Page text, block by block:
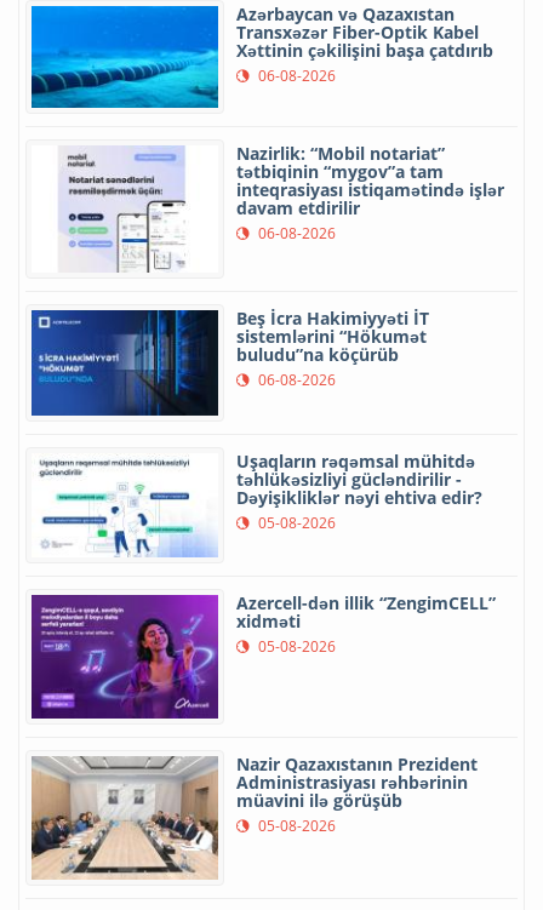
Azərbaycan və Qazaxıstan
Transxəzər Fiber-Optik Kabel
Xəttinin çəkilişini başa çatdırıb
06-08-2026
Nazirlik: “Mobil notariat”
tətbiqinin “mygov”a tam
inteqrasiyası istiqamətində işlər
davam etdirilir
06-08-2026
Beş İcra Hakimiyyəti İT
sistemlərini “Hökumət
buludu”na köçürüb
06-08-2026
Uşaqların rəqəmsal mühitdə
təhlükəsizliyi gücləndirilir -
Dəyişikliklər nəyi ehtiva edir?
05-08-2026
Azercell-dən illik “ZengimCELL”
xidməti
05-08-2026
Nazir Qazaxıstanın Prezident
Administrasiyası rəhbərinin
müavini ilə görüşüb
05-08-2026